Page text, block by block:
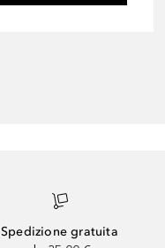
Spedizione gratuita